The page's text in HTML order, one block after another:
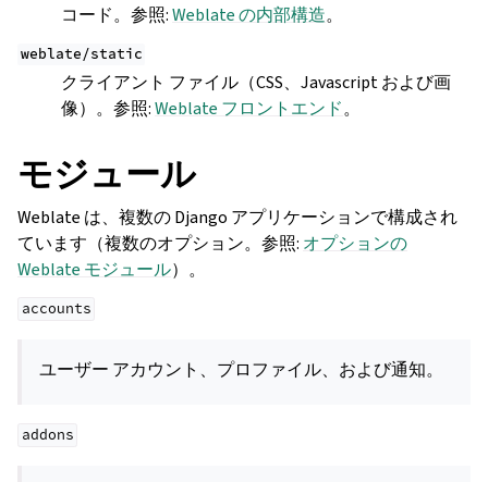
コード。参照:Weblate の内部構造。
weblate/static
クライアント ファイル（CSS、Javascript および画
像）。参照:Weblate フロントエンド。
モジュール
Weblate は、複数の Django アプリケーションで構成され
ています（複数のオプション。参照: オプションの
Weblate モジュール）。
accounts
ユーザー アカウント、プロファイル、および通知。
addons